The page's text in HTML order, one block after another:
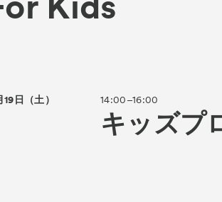
- Gallery
19日（土） 14:00–16:00
キッズプ